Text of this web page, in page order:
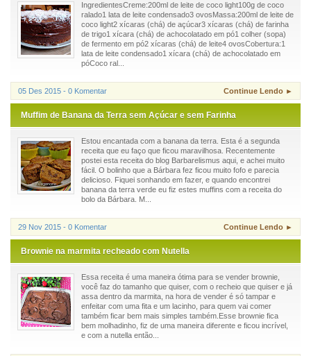
IngredientesCreme:200ml de leite de coco light100g de coco
ralado1 lata de leite condensado3 ovosMassa:200ml de leite de
coco light2 xícaras (chá) de açúcar3 xícaras (chá) de farinha
de trigo1 xícara (chá) de achocolatado em pó1 colher (sopa)
de fermento em pó2 xícaras (chá) de leite4 ovosCobertura:1
lata de leite condensado1 xícara (chá) de achocolatado em
póCoco ral...
05 Des 2015 - 0 Komentar Continue Lendo ►
Muffim de Banana da Terra sem Açúcar e sem Farinha
Estou encantada com a banana da terra. Esta é a segunda
receita que eu faço que ficou maravilhosa. Recentemente
postei esta receita do blog Barbarelismus aqui, e achei muito
fácil. O bolinho que a Bárbara fez ficou muito fofo e parecia
delicioso. Fiquei sonhando em fazer, e quando encontrei
banana da terra verde eu fiz estes muffins com a receita do
bolo da Bárbara. M...
29 Nov 2015 - 0 Komentar Continue Lendo ►
Brownie na marmita recheado com Nutella
Essa receita é uma maneira ótima para se vender brownie,
você faz do tamanho que quiser, com o recheio que quiser e já
assa dentro da marmita, na hora de vender é só tampar e
enfeitar com uma fita e um lacinho, para quem vai comer
também ficar bem mais simples também.Esse brownie fica
bem molhadinho, fiz de uma maneira diferente e ficou incrível,
e com a nutella então...